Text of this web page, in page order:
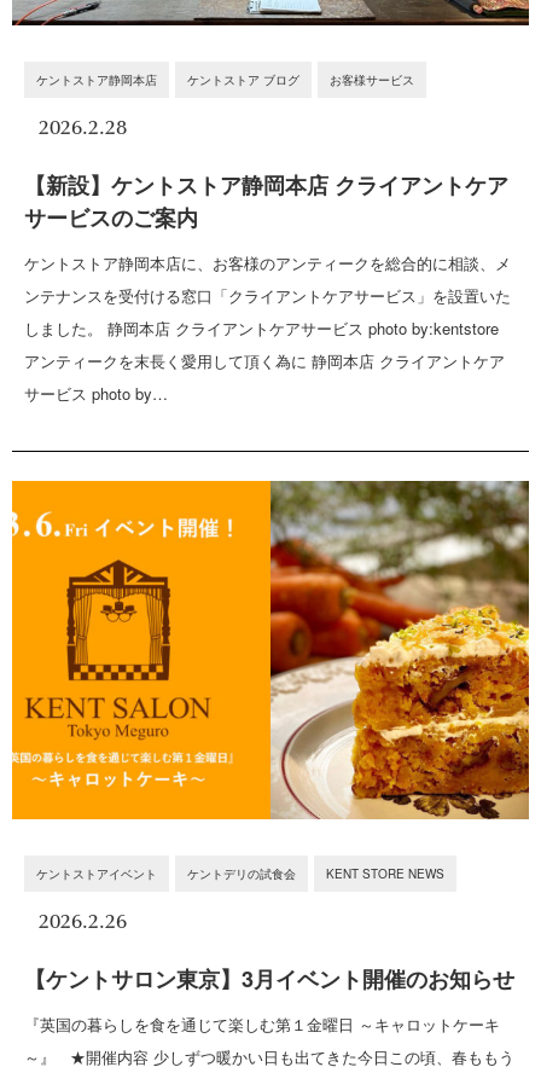
ケントストア静岡本店 ケントストア ブログ お客様サービス
2026.2.28
【新設】ケントストア静岡本店 クライアントケア
サービスのご案内
ケントストア静岡本店に、お客様のアンティークを総合的に相談、メ
ンテナンスを受付ける窓口「クライアントケアサービス」を設置いた
しました。 静岡本店 クライアントケアサービス photo by:kentstore
アンティークを末長く愛用して頂く為に 静岡本店 クライアントケア
サービス photo by…
ケントストアイベント ケントデリの試食会 KENT STORE NEWS
2026.2.26
【ケントサロン東京】3月イベント開催のお知らせ
『英国の暮らしを食を通じて楽しむ第１金曜日 ～キャロットケーキ
～』 ★開催内容 少しずつ暖かい日も出てきた今日この頃、春ももう